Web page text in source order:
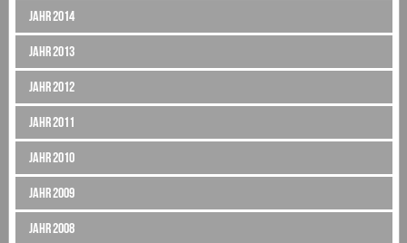
Jahr 2014
Jahr 2013
Jahr 2012
Jahr 2011
Jahr 2010
Jahr 2009
Jahr 2008